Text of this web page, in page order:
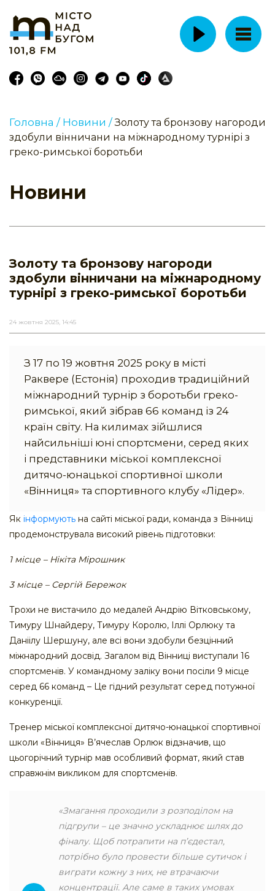
Головна / Новини / Золоту та бронзову нагороди
здобули вінничани на міжнародному турнірі з
греко-римської боротьби
Новини
Золоту та бронзову нагороди
здобули вінничани на міжнародному
турнірі з греко-римської боротьби
24 жовтня 2025, 14:45
З 17 по 19 жовтня 2025 року в місті
Раквере (Естонія) проходив традиційний
міжнародний турнір з боротьби греко-
римської, який зібрав 66 команд із 24
країн світу. На килимах зійшлися
найсильніші юні спортсмени, серед яких
і представники міської комплексної
дитячо-юнацької спортивної школи
«Вінниця» та спортивного клубу «Лідер».
Як інформують на сайті міської ради, команда з Вінниці
продемонструвала високий рівень підготовки:
1 місце – Нікіта Мірошник
3 місце – Сергій Бережок
Трохи не вистачило до медалей Андрію Вітковському,
Тимуру Шнайдеру, Тимуру Королю, Іллі Орлюку та
Даніілу Шершуну, але всі вони здобули безцінний
міжнародний досвід. Загалом від Вінниці виступали 16
спортсменів. У командному заліку вони посіли 9 місце
серед 66 команд – Це гідний результат серед потужної
конкуренції.
Тренер міської комплексної дитячо-юнацької спортивної
школи «Вінниця» В’ячеслав Орлюк відзначив, що
цьогорічний турнір мав особливий формат, який став
справжнім викликом для спортсменів.
«Змагання проходили з розподілом на
підгрупи – це значно ускладнює шлях до
фіналу. Щоб потрапити на п’єдестал,
потрібно було провести більше сутичок і
виграти кожну з них, не втрачаючи
концентрації. Але саме в таких умовах